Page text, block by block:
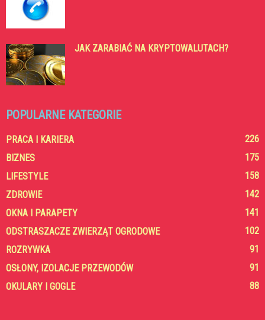
JAK ZARABIAĆ NA KRYPTOWALUTACH?
POPULARNE KATEGORIE
PRACA I KARIERA
226
BIZNES
175
LIFESTYLE
158
ZDROWIE
142
OKNA I PARAPETY
141
ODSTRASZACZE ZWIERZĄT OGRODOWE
102
ROZRYWKA
91
OSŁONY, IZOLACJE PRZEWODÓW
91
OKULARY I GOGLE
88